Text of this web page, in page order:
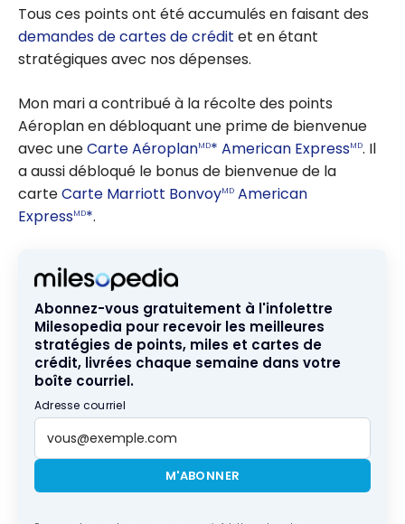
récompen
ses BNC
sur vos
Tous ces points ont été accumulés en faisant des
demandes de cartes de crédit et en étant
stratégiques avec nos dépenses.
Mon mari a contribué à la récolte des points
Aéroplan en débloquant une prime de bienvenue
avec uneCarte AéroplanMD* American ExpressMD. Il
a aussi débloqué le bonus de bienvenue de la
carteCarte Marriott BonvoyMD American
ExpressMD*.
Abonnez-vous gratuitement à l'infolettre
Milesopedia pour recevoir les meilleures
stratégies de points, miles et cartes de
crédit, livrées chaque semaine dans votre
boîte courriel.
Adresse courriel
M'ABONNER